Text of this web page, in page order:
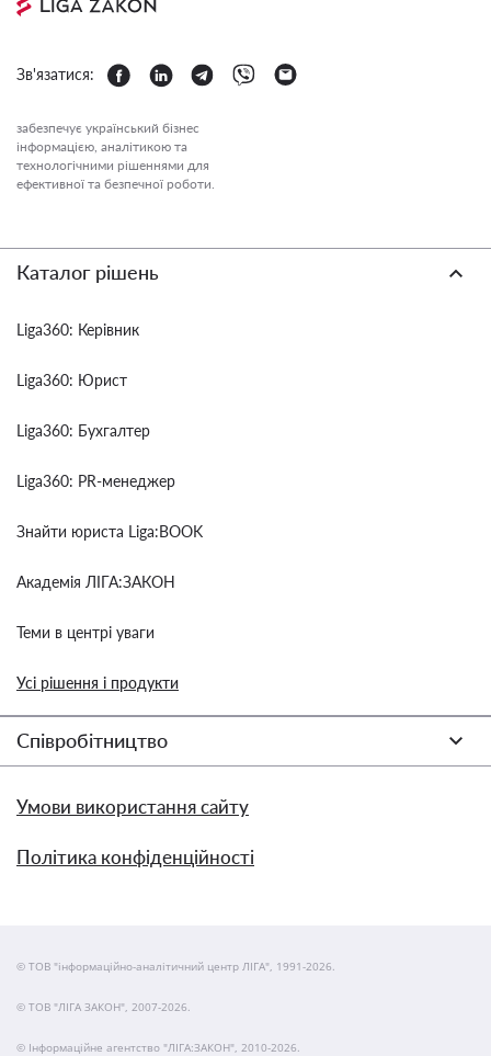
Зв'язатися:
забезпечує український бізнес
інформацією, аналітикою та
технологічними рішеннями для
ефективної та безпечної роботи.
Каталог рішень
Liga360: Керівник
Liga360: Юрист
Liga360: Бухгалтер
Liga360: PR-менеджер
Знайти юриста Liga:BOOK
Академія ЛІГА:ЗАКОН
Теми в центрі уваги
Усі рішення і продукти
Співробітництво
Умови використання сайту
Політика конфіденційності
© ТОВ "інформаційно-аналітичний центр ЛІГА", 1991-2026.
© ТОВ "ЛІГА ЗАКОН", 2007-2026.
© Інформаційне агентство "ЛІГА:ЗАКОН", 2010-2026.